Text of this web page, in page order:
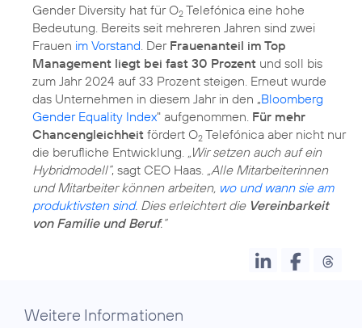
Gender Diversity hat für O2 Telefónica eine hohe
Bedeutung. Bereits seit mehreren Jahren sind zwei
Frauen im Vorstand . Der Frauenanteil im Top
Management liegt bei fast 30 Prozent und soll bis
zum Jahr 2024 auf 33 Prozent steigen. Erneut wurde
das Unternehmen in diesem Jahr in den „Bloomberg
Gender Equality Index" aufgenommen. Für mehr
Chancengleichheit fördert O2 Telefónica aber nicht nur
die berufliche Entwicklung.
„Wir setzen auch auf ein
Hybridmodell“, sagt CEO Haas.
„Alle Mitarbeiterinnen
und Mitarbeiter können arbeiten, wo und wann sie am
produktivsten sind. Dies erleichtert die Vereinbarkeit
von Familie und Beruf.“
Weitere Informationen